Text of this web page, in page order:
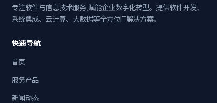
专注软件与信息技术服务,赋能企业数字化转型。提供软件开发、
系统集成、云计算、大数据等全方位IT解决方案。
快速导航
首页
服务产品
新闻动态